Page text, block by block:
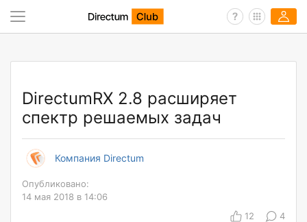
DirectumRX 2.8 расширяет
спектр решаемых задач
Компания Directum
Опубликовано:
14 мая 2018 в 14:06
12
4